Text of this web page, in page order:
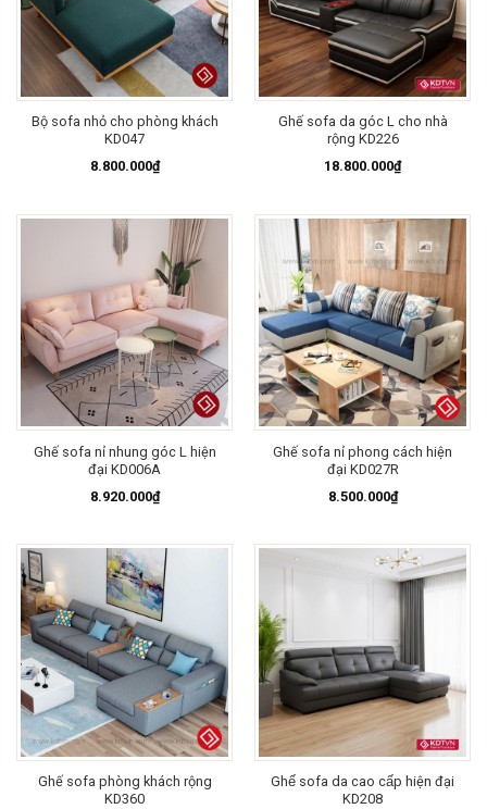
Bộ sofa nhỏ cho phòng khách
KD047
8.800.000₫
Ghế sofa da góc L cho nhà
rộng KD226
18.800.000₫
Ghế sofa nỉ nhung góc L hiện
đại KD006A
8.920.000₫
Ghế sofa nỉ phong cách hiện
đại KD027R
8.500.000₫
Ghế sofa phòng khách rộng
KD360
Ghế sofa da cao cấp hiện đại
KD208